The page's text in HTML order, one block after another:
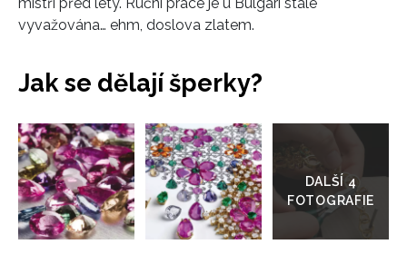
vyvažována… ehm, doslova zlatem.
Jak se dělají šperky?
Přejít
galerie